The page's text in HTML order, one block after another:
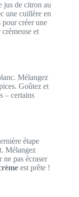
jus de citron au
une cuillère en
pour créer une
et
Mélangez
Goûtez et
– certains
étape
Mélangez
pas écraser
est prête !